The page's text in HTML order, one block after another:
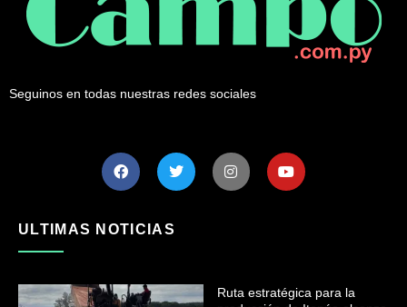
Seguinos en todas nuestras redes sociales
ULTIMAS NOTICIAS
Ruta estratégica para la